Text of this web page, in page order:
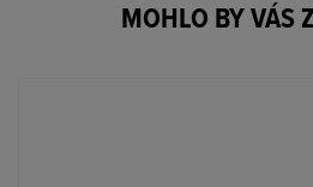
MOHLO BY VÁS